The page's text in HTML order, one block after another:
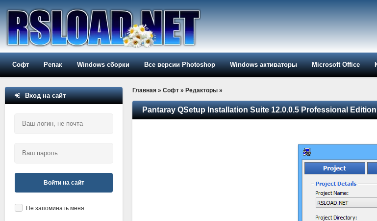
Софт Репак Windows сборки Все версии Photoshop Windows активаторы Microsoft Office
Главная » Софт » Редакторы »
Pantaray QSetup Installation Suite 12.0.0.5 Professional
Вход на сайт
Войти на сайт
Не запоминать меня